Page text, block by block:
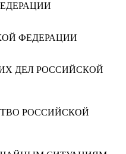
ФЕДЕРАЦИИ
ДЕЛ РОССИЙСКОЙ
РОССИЙСКОЙ